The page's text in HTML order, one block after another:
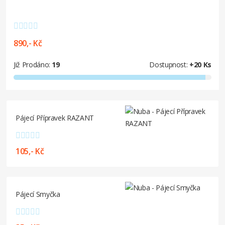
890,- Kč
Již Prodáno: 19 Dostupnost: +20 Ks
Pájecí Přípravek RAZANT
105,- Kč
Pájecí Smyčka